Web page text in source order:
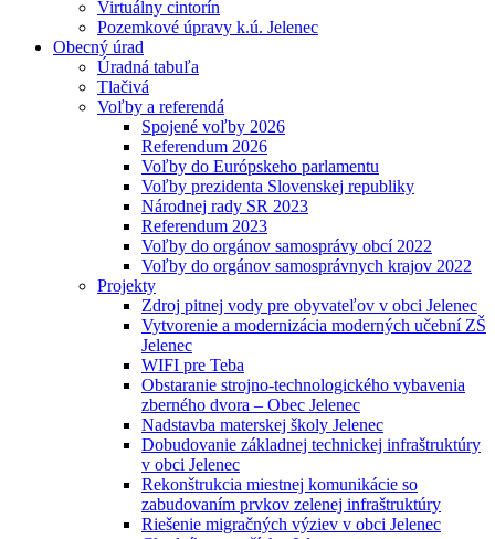
Virtuálny cintorín
Pozemkové úpravy k.ú. Jelenec
Obecný úrad
Úradná tabuľa
Tlačivá
Voľby a referendá
Spojené voľby 2026
Referendum 2026
Voľby do Európskeho parlamentu
Voľby prezidenta Slovenskej republiky
Národnej rady SR 2023
Referendum 2023
Voľby do orgánov samosprávy obcí 2022
Voľby do orgánov samosprávnych krajov 2022
Projekty
Zdroj pitnej vody pre obyvateľov v obci Jelenec
Vytvorenie a modernizácia moderných učební ZŠ
Jelenec
WIFI pre Teba
Obstaranie strojno-technologického vybavenia
zberného dvora – Obec Jelenec
Nadstavba materskej školy Jelenec
Dobudovanie základnej technickej infraštruktúry
v obci Jelenec
Rekonštrukcia miestnej komunikácie so
zabudovaním prvkov zelenej infraštruktúry
Riešenie migračných výziev v obci Jelenec